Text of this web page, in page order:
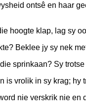
ontsê en haar
hoogte klap, lag sy
Beklee jy sy nek
sprinkaan? Sy
is vrolik in sy krag; hy
nie verskrik nie en